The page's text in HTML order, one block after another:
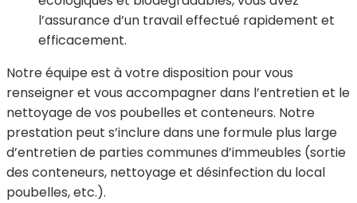
l’assurance d’un travail effectué rapidement et
efficacement.
Notre équipe est à votre disposition pour vous
renseigner et vous accompagner dans l’entretien et le
nettoyage de vos poubelles et conteneurs. Notre
prestation peut s’inclure dans une formule plus large
d’entretien de parties communes d’immeubles (sortie
des conteneurs, nettoyage et désinfection du local
poubelles, etc.).